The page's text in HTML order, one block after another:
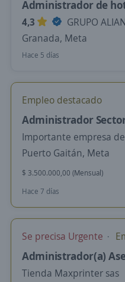
Administrador de
4,3
GRUPO
Granada, Meta
Hace 5 días
Empleo destacado
Administrador
Importante empresa
Puerto Gaitán, Meta
$ 3.500.000,00 (Mensual)
Hace 7 días
Se precisa Urgente
Administrador(a)
Tienda Maxprinter sas